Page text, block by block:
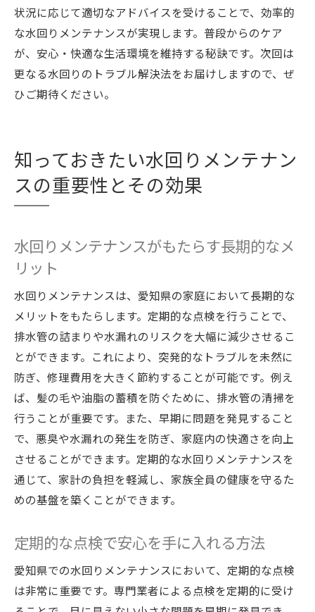
状況に応じて適切なアドバイスを受けることで、効率的
な水回りメンテナンスが実現します。普段からのケア
が、安心・快適な生活環境を維持する秘訣です。次回は
更なる水回りのトラブル解決法をお届けしますので、ぜ
ひご期待ください。
知っておきたい水回りメンテナン
スの重要性とその効果
水回りメンテナンスがもたらす長期的なメ
リット
水回りメンテナンスは、愛知県の家庭において長期的な
メリットをもたらします。定期的な点検を行うことで、
排水管の詰まりや水漏れのリスクを大幅に減少させるこ
とができます。これにより、突発的なトラブルを未然に
防ぎ、修理費用を大きく節約することが可能です。例え
ば、髪の毛や油脂の蓄積を防ぐために、排水管の清掃を
行うことが重要です。また、早期に問題を発見すること
で、悪臭や水漏れの発生を防ぎ、家庭内の快適さを向上
させることができます。定期的な水回りメンテナンスを
通じて、家計の負担を軽減し、家族全員の健康を守るた
めの基盤を築くことができます。
定期的な点検で安心を手に入れる方法
愛知県での水回りメンテナンスにおいて、定期的な点検
は非常に重要です。専門業者による点検を定期的に受け